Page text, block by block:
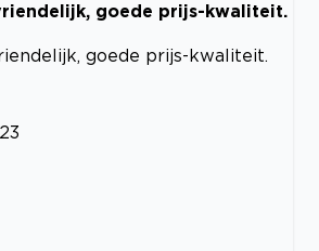
goede prijs-kwaliteit.
goede prijs-kwaliteit.